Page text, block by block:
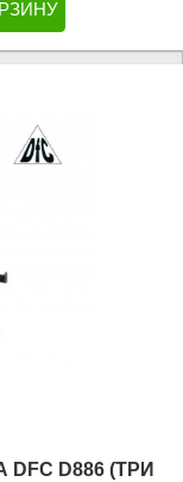
D886 (ТРИ